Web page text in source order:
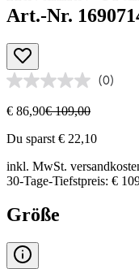
Art.-Nr.
(0)
€ 86,90€ 109,00
Du sparst € 22,10
inkl. MwSt.
30-Tage-Tiefstpreis: €
Größe